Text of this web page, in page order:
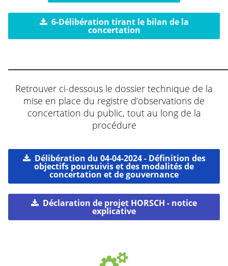
6-Délibération tirant le bilan de la
concertation
Retrouver ci-dessous le dossier technique de la
mise en place du registre d’observations de
concertation du public, tout au long de la
procédure
Délibération du 04-04-2024 - Définition des
objectifs poursuivis et des modalités de
concertation et de gouvernance
Déclaration de projet HORSCH - notice
explicative